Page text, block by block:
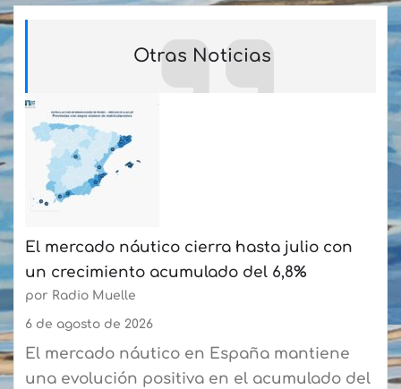
Otras Noticias
El mercado náutico cierra hasta julio con
un crecimiento acumulado del 6,8%
por Radio Muelle
6 de agosto de 2026
El mercado náutico en España mantiene
una evolución positiva en el acumulado del